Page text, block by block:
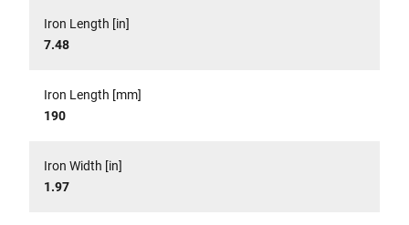
Iron Length [in]
7.48
Iron Length [mm]
190
Iron Width [in]
1.97